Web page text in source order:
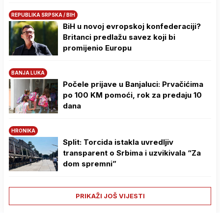
REPUBLIKA SRPSKA / BIH
BiH u novoj evropskoj konfederaciji?
Britanci predlažu savez koji bi
promijenio Europu
BANJA LUKA
Počele prijave u Banjaluci: Prvačićima
po 100 KM pomoći, rok za predaju 10
dana
HRONIKA
Split: Torcida istakla uvredljiv
transparent o Srbima i uzvikivala “Za
dom spremni”
PRIKAŽI JOŠ VIJESTI